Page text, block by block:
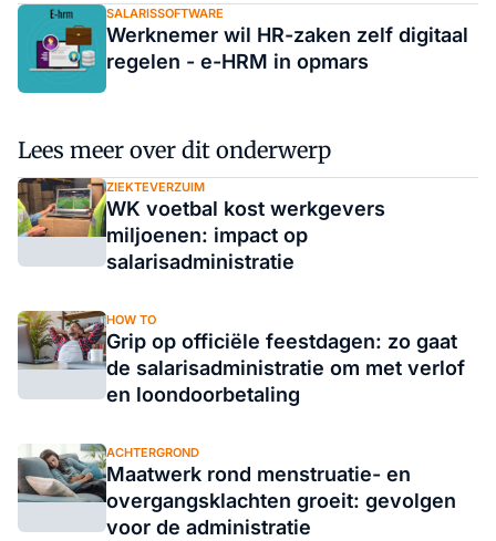
SALARISSOFTWARE
Werknemer wil HR-zaken zelf digitaal
regelen - e-HRM in opmars
Lees meer over dit onderwerp
ZIEKTEVERZUIM
WK voetbal kost werkgevers
miljoenen: impact op
salarisadministratie
HOW TO
Grip op officiële feestdagen: zo gaat
de salarisadministratie om met verlof
en loondoorbetaling
ACHTERGROND
Maatwerk rond menstruatie- en
overgangsklachten groeit: gevolgen
voor de administratie